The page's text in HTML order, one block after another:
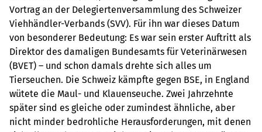
Vortrag an der Delegiertenversammlung des Schweizer
Viehhändler-Verbands (SVV). Für ihn war dieses Datum
von besonderer Bedeutung: Es war sein erster Auftritt als
Direktor des damaligen Bundesamts für Veterinärwesen
(BVET) – und schon damals drehte sich alles um
Tierseuchen. Die Schweiz kämpfte gegen BSE, in England
wütete die Maul- und Klauenseuche. Zwei Jahrzehnte
später sind es gleiche oder zumindest ähnliche, aber
nicht minder bedrohliche Herausforderungen, mit denen